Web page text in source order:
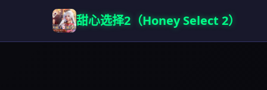
甜心选择2（Honey Select 2）